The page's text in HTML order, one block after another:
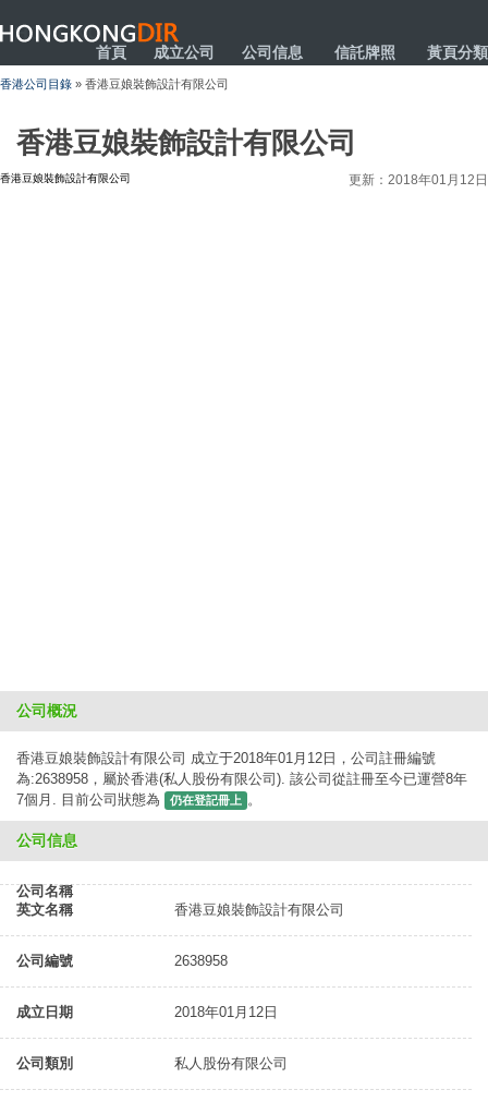
HONGKONGDIR
首頁 成立公司 公司信息 信託牌照 黃頁分類
香港公司目錄 » 香港豆娘裝飾設計有限公司
香港豆娘裝飾設計有限公司
香港豆娘裝飾設計有限公司 更新：2018年01月12日
公司概況
香港豆娘裝飾設計有限公司 成立于2018年01月12日，公司註冊編號
為:2638958，屬於香港(私人股份有限公司). 該公司從註冊至今已運營8年
7個月. 目前公司狀態為
仍在登記冊上 。
公司信息
公司名稱
英文名稱
香港豆娘裝飾設計有限公司
公司編號 2638958
成立日期 2018年01月12日
公司類別 私人股份有限公司